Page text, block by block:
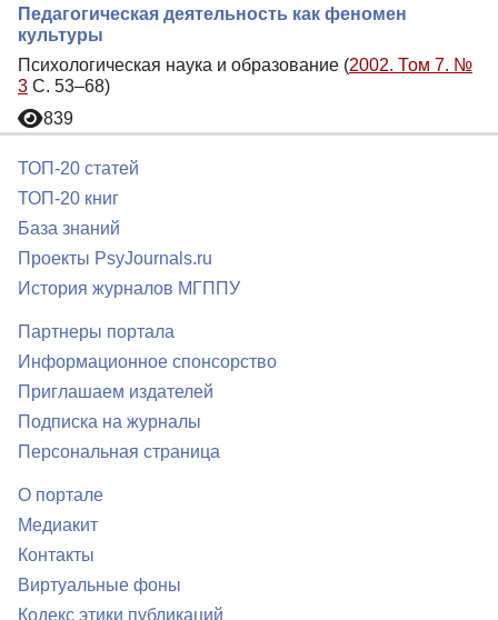
Педагогическая деятельность как феномен
культуры
Психологическая наука и образование (2002. Том 7. №
3 С. 53–68)
839
ТОП-20 статей
ТОП-20 книг
База знаний
Проекты PsyJournals.ru
История журналов МГППУ
Партнеры портала
Информационное спонсорство
Приглашаем издателей
Подписка на журналы
Персональная страница
О портале
Медиакит
Контакты
Виртуальные фоны
Кодекс этики публикаций